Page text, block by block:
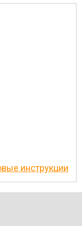
инструкции